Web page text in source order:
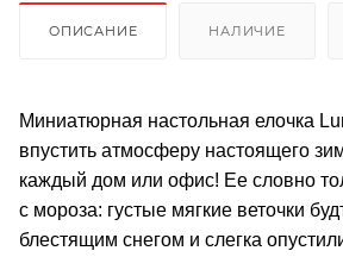
ОПИСАНИЕ НАЛИЧИЕ
Миниатюрная настольная елочка
впустить атмосферу настоящего
каждый дом или офис! Ее словно
с мороза: густые мягкие веточки
блестящим снегом и слегка